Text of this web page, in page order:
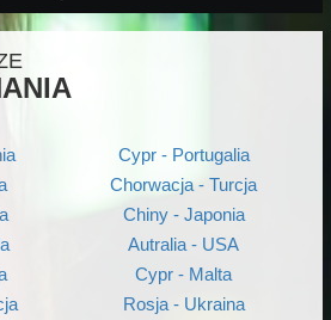
Cypr - Portugalia
Chorwacja - Turcja
Chiny - Japonia
Autralia - USA
Cypr - Malta
Rosja - Ukraina